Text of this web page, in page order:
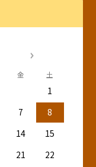
金 土
1
7
8
14
15
21
22